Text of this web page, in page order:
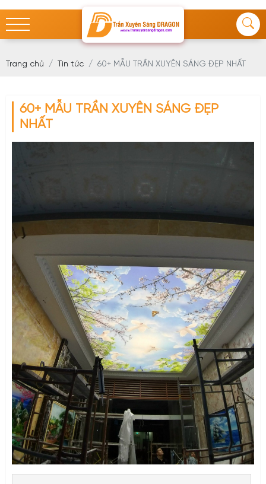
Trang chủ Tin tức 60+ MẪU TRẦN XUYÊN SÁNG ĐẸP NHẤT
60+ MẪU TRẦN XUYÊN SÁNG ĐẸP
NHẤT